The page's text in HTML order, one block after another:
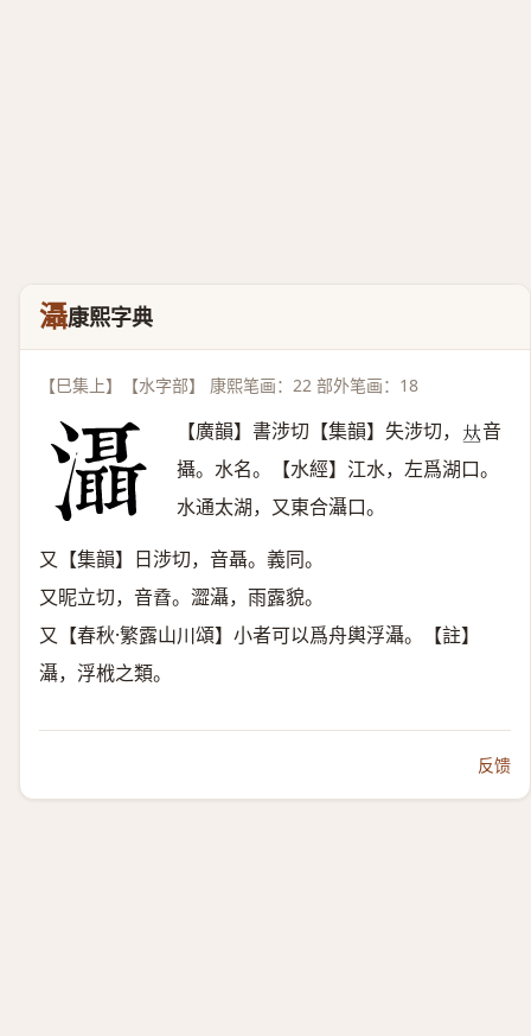
灄康熙字典
【巳集上】【水字部】 康熙笔画：22 部外笔画：18
【廣韻】書涉切【集韻】失涉切， 𠀤音
攝。水名。【水經】江水，左爲湖口。
水通太湖，又東合灄口。
又【集韻】日涉切，音聶。義同。
又昵立切，音孴。澀灄，雨露貌。
又【春秋·繁露山川頌】小者可以爲舟輿浮灄。【註】
灄，浮栰之類。
反馈